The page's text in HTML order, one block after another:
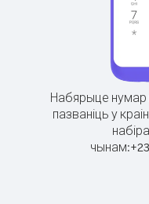
Набярыце нумар
пазваніць у
чынам:+